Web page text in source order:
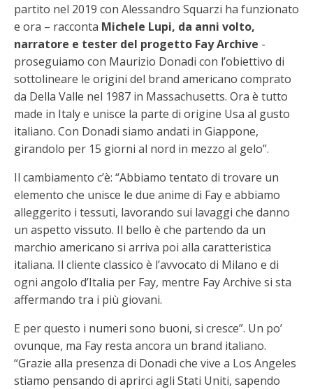
partito nel 2019 con Alessandro Squarzi ha funzionato
e ora – racconta Michele Lupi, da anni volto,
narratore e tester del progetto Fay Archive -
proseguiamo con Maurizio Donadi con l’obiettivo di
sottolineare le origini del brand americano comprato
da Della Valle nel 1987 in Massachusetts. Ora è tutto
made in Italy e unisce la parte di origine Usa al gusto
italiano. Con Donadi siamo andati in Giappone,
girandolo per 15 giorni al nord in mezzo al gelo”.
Il cambiamento c’è: “Abbiamo tentato di trovare un
elemento che unisce le due anime di Fay e abbiamo
alleggerito i tessuti, lavorando sui lavaggi che danno
un aspetto vissuto. Il bello è che partendo da un
marchio americano si arriva poi alla caratteristica
italiana. Il cliente classico è l’avvocato di Milano e di
ogni angolo d’Italia per Fay, mentre Fay Archive si sta
affermando tra i più giovani.
E per questo i numeri sono buoni, si cresce”. Un po’
ovunque, ma Fay resta ancora un brand italiano.
“Grazie alla presenza di Donadi che vive a Los Angeles
stiamo pensando di aprirci agli Stati Uniti, sapendo